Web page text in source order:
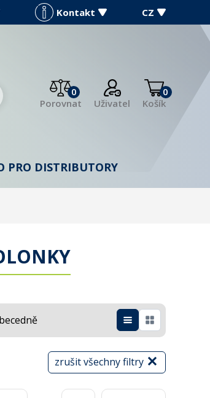
Kontakt CZ
0
Porovnat
Uživatel
0
Košík
PRO DISTRIBUTORY
zrušit všechny filtry